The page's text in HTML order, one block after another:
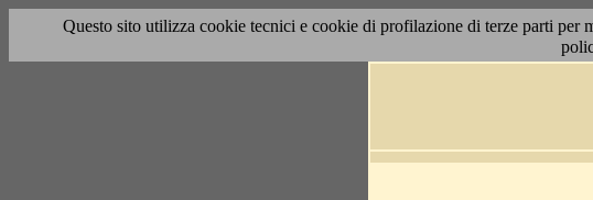
Questo sito utilizza cookie tecnici e cookie di profilazione di terze parti